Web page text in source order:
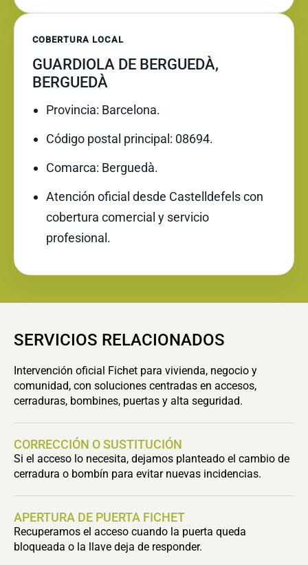
COBERTURA LOCAL
GUARDIOLA DE BERGUEDÀ,
BERGUEDÀ
Provincia: Barcelona.
Código postal principal: 08694.
Comarca: Berguedà.
Atención oficial desde Castelldefels con
cobertura comercial y servicio
profesional.
SERVICIOS RELACIONADOS
Intervención oficial Fichet para vivienda, negocio y
comunidad, con soluciones centradas en accesos,
cerraduras, bombines, puertas y alta seguridad.
CORRECCIÓN O SUSTITUCIÓN
Si el acceso lo necesita, dejamos planteado el cambio de
cerradura o bombín para evitar nuevas incidencias.
APERTURA DE PUERTA FICHET
Recuperamos el acceso cuando la puerta queda
bloqueada o la llave deja de responder.